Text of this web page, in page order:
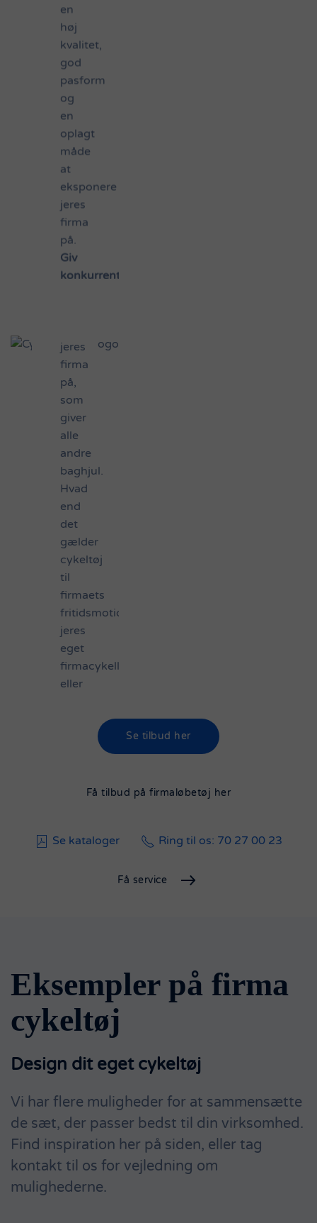
en
høj
kvalitet,
god
pasform
og
en
oplagt
måde
at
eksponere
jeres
firma
på.
Giv
konkurrenterne
lidt
Tour
de
France
glans
over
jeres
hold.
vores
cykeltøj
Cykeltøj
med
logo
Sport
styrker
sammenholdet
Cykeltøj
med
firmalogo
er
en
oplagt
jeres
firma
på,
som
giver
alle
andre
baghjul.
Hvad
end
det
gælder
cykeltøj
til
firmaets
fritidsmotionister,
jeres
eget
firmacykelløb
eller
teambuilding,
et
cykeltøj
Se tilbud her
Få tilbud på firmaløbetøj her
Se kataloger Ring til os: 70 27 00 23
Få service
Eksempler på firma
cykeltøj
Design dit eget cykeltøj
Vi har flere muligheder for at sammensætte
de sæt, der passer bedst til din virksomhed.
Find inspiration her på siden, eller tag
kontakt til os for vejledning om
mulighederne.